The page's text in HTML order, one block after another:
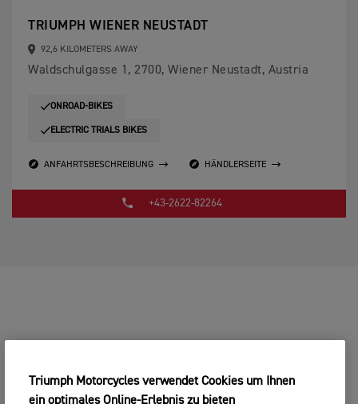
TRIUMPH WIENER NEUSTADT
92,6 KILOMETERS AWAY
Waldschulgasse 1, 2700, Wiener Neustadt, Austria
ONROAD-BIKES
ELECTRIC TRIALS BIKES
ANFAHRTSBESCHREIBUNG HÄNDLERSEITE
+43-2622-82264
Triumph Motorcycles verwendet Cookies um Ihnen
ein optimales Online-Erlebnis zu bieten